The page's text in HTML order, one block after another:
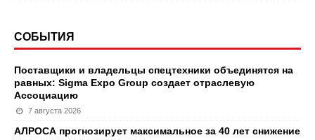
СОБЫТИЯ
Поставщики и владельцы спецтехники объединятся на
равных: Sigma Expo Group создает отраслевую
Ассоциацию
7 августа 2026
АЛРОСА прогнозирует максимальное за 40 лет снижение